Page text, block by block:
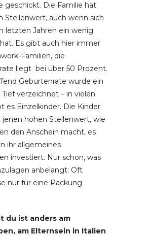
geschickt. Die Familie hat
Stellenwert, auch wenn sich
letzten Jahren ein wenig
Es gibt auch hier immer
Familien, die
liegt bei über 50 Prozent.
Geburtenrate wurde ein
verzeichnet – in vielen
es Einzelkinder. Die Kinder
jenen hohen Stellenwert, wie
den Anschein macht, es
ihr allgemeines
investiert. Nur schon, was
anbelangt: Oft
nur für eine Packung
du ist anders am
am Elternsein in Italien